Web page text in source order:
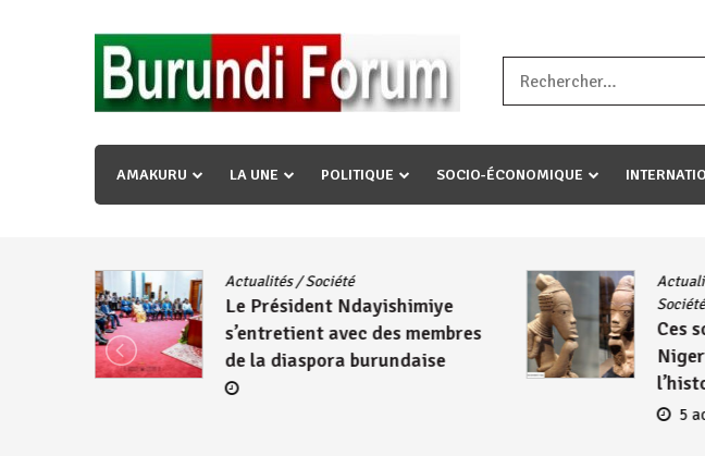
« Ingorane si ugupfa , ingorane ni ugupfa nabi ,gupfa ataco umariye umuryango
uzopfire neza umuryango n’igihugu cakwibarutse ? »
AMAKURU LA UNE POLITIQUE SOCIO-ÉCONOMIQUE
Actualités/Société
Le Président Ndayishimiye
s’entretient avec des membres
de la diaspora burundaise
Société
Ces
5